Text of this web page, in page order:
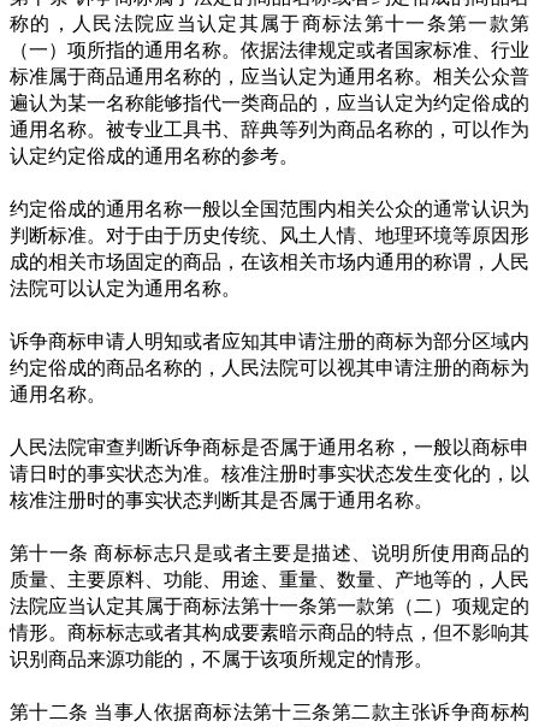
称的，人民法院应当认定其属于商标法第十一条第一款第
（一）项所指的通用名称。依据法律规定或者国家标准、行业
标准属于商品通用名称的，应当认定为通用名称。相关公众普
遍认为某一名称能够指代一类商品的，应当认定为约定俗成的
通用名称。被专业工具书、辞典等列为商品名称的，可以作为
认定约定俗成的通用名称的参考。
约定俗成的通用名称一般以全国范围内相关公众的通常认识为
判断标准。对于由于历史传统、风土人情、地理环境等原因形
成的相关市场固定的商品，在该相关市场内通用的称谓，人民
法院可以认定为通用名称。
诉争商标申请人明知或者应知其申请注册的商标为部分区域内
约定俗成的商品名称的，人民法院可以视其申请注册的商标为
通用名称。
人民法院审查判断诉争商标是否属于通用名称，一般以商标申
请日时的事实状态为准。核准注册时事实状态发生变化的，以
核准注册时的事实状态判断其是否属于通用名称。
第十一条 商标标志只是或者主要是描述、说明所使用商品的
质量、主要原料、功能、用途、重量、数量、产地等的，人民
法院应当认定其属于商标法第十一条第一款第（二）项规定的
情形。商标标志或者其构成要素暗示商品的特点，但不影响其
识别商品来源功能的，不属于该项所规定的情形。
第十二条 当事人依据商标法第十三条第二款主张诉争商标构